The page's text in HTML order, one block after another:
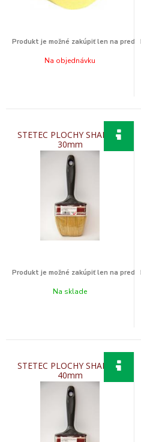
Na objednávku
STETEC PLOCHY SHADOW
30mm
Na sklade
STETEC PLOCHY SHADOW
40mm